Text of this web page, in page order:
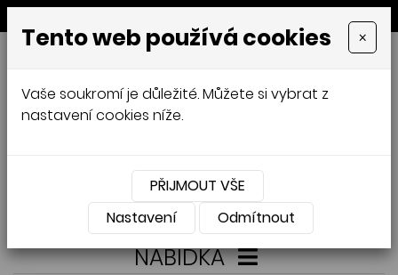
MENU
GALAMODA-XXL
Jana Mládková
XXL,ČESKÁ VÝROBA
Přihlásit Košík 0
NABÍDKA
Tento web používá cookies ×
Vaše soukromí je důležité. Můžete si vybrat z
nastavení cookies níže.
PŘIJMOUT VŠE
Nastavení
Odmítnout